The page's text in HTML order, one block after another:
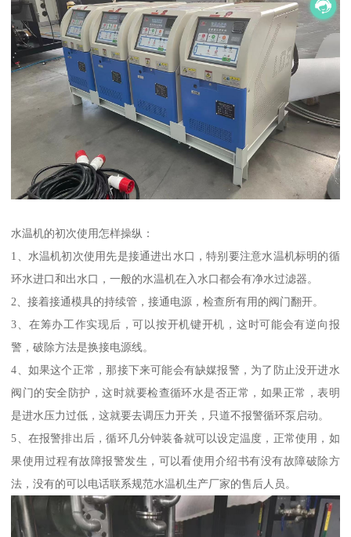
水温机的初次使用怎样操纵：
1、水温机初次使用先是接通进出水口，特别要注意水温机标明的循
环水进口和出水口，一般的水温机在入水口都会有净水过滤器。
2、接着接通模具的持续管，接通电源，检查所有用的阀门翻开。
3、在筹办工作实现后，可以按开机键开机，这时可能会有逆向报
警，破除方法是换接电源线。
4、如果这个正常，那接下来可能会有缺媒报警，为了防止没开进水
阀门的安全防护，这时就要检查循环水是否正常，如果正常，表明
是进水压力过低，这就要去调压力开关，只道不报警循环泵启动。
5、在报警排出后，循环几分钟装备就可以设定温度，正常使用，如
果使用过程有故障报警发生，可以看使用介绍书有没有故障破除方
法，没有的可以电话联系规范水温机生产厂家的售后人员。